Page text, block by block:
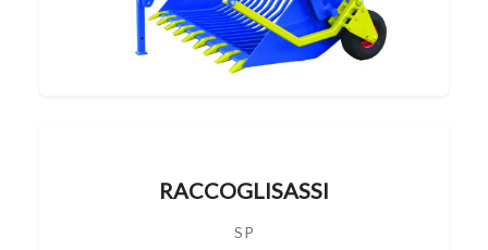
RACCOGLISASSI
SP